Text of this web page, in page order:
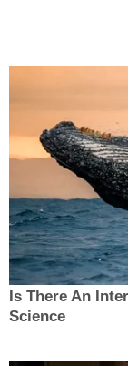
Is There An
Science